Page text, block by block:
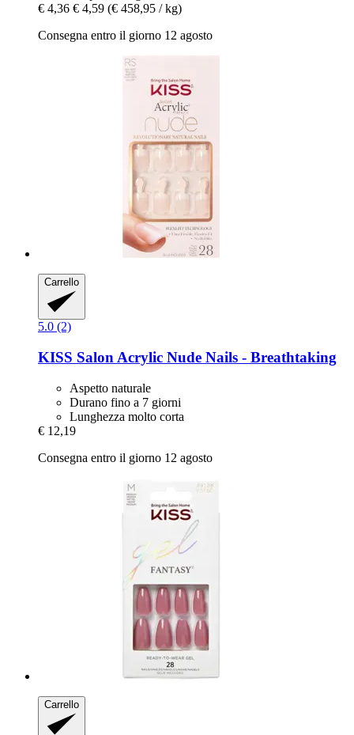
€ 4,36 € 4,59 (€ 458,95 / kg)
Consegna entro il giorno 12 agosto
Carrello
5.0 (2)
KISS Salon Acrylic Nude Nails -​ Breathtaking
Aspetto naturale
Durano fino a 7 giorni
Lunghezza molto corta
€ 12,19
Consegna entro il giorno 12 agosto
Carrello